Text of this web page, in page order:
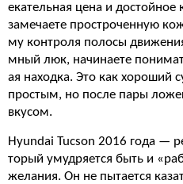
екательная цена и достойное
замечаете простроченную
му контроля полосы
мный люк, начинаете
ая находка. Это как хороший
простым, но после пары
вкусом.
Hyundai Tucson 2016 года —
торый умудряется быть и
желания. Он не пытается